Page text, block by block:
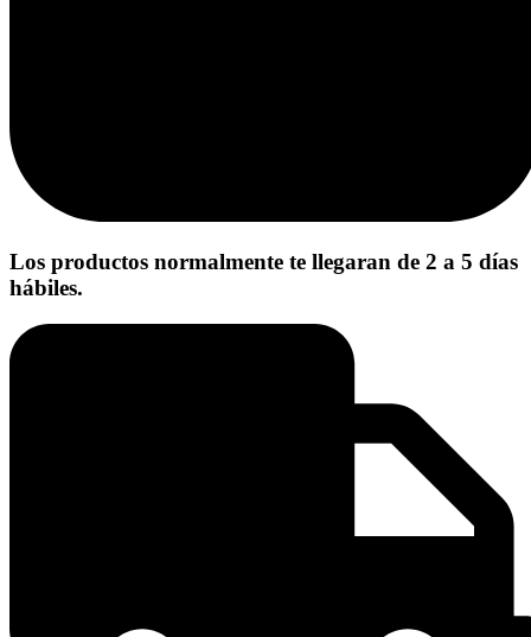
Los productos normalmente te llegaran de 2 a 5 días
hábiles.